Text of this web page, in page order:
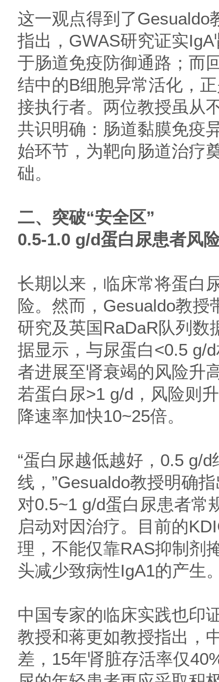
这一观点得到了Gesualdo
指出，GWAS研究证实
于肠道免疫防御通路；而
结中的B细胞异常活化，
接执行者。两位教授虽从
共识明确：肠道黏膜免疫
始环节，为靶向肠道治疗
础。
二、 突破“安全区”
0.5-1.0 g/d蛋白尿患者风
长期以来，临床常将蛋白
险。然而，Gesualdo教授
研究及英国RaDaR队列数
据显示，与尿蛋白<0.5 g/
者进展至肾衰竭的风险升
若蛋白尿>1 g/d，风险则
降速率加快10~25倍。
“蛋白尿越低越好，0.5 g/d
线，”Gesualdo教授明确
对0.5~1 g/d蛋白尿患者常
启动对因治疗。目前的
理，不能仅靠RAS抑制剂
头减少致病性IgA1的产生
中国专家的临床实践也印
教授和蒋更如教授指出，
差，15年肾脏存活率仅